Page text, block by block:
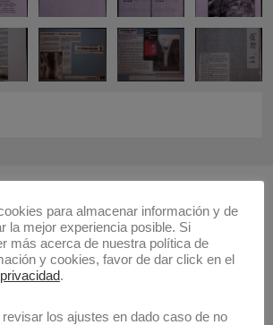
para almacenar información y de
la mejor experiencia posible. Si
más acerca de nuestra política de
y cookies, favor de dar click en el
.
los ajustes en dado caso de no